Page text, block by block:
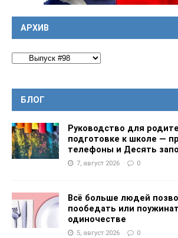
АРХИВ
БЛОГ
Руководство для
подготовке к школе —
телефоны и Десять
7, август 2026 0
Всё больше людей
пообедать или
одиночестве
5, август 2026 0